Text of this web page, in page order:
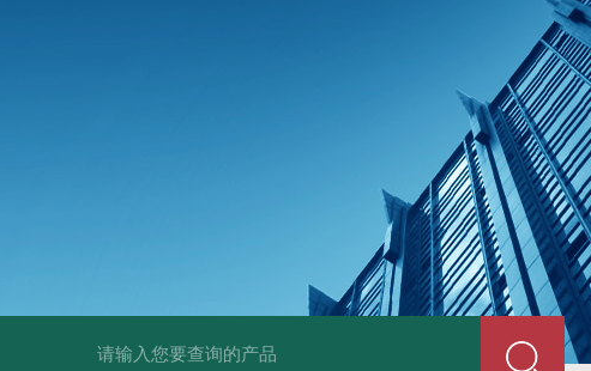
全自动多功能建材冻融试验机（负50度） TG-17A塑料薄